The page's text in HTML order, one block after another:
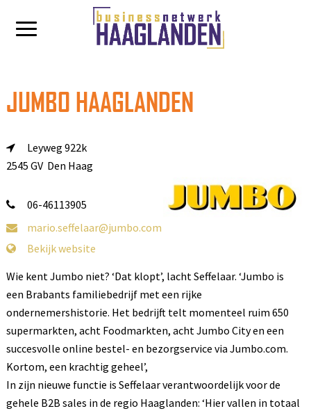
JUMBO HAAGLANDEN
Leyweg 922k
2545 GV Den Haag
06-46113905
mario.seffelaar@jumbo.com
Bekijk website
Wie kent Jumbo niet? ‘Dat klopt’, lacht Seffelaar. ‘Jumbo is
een Brabants familiebedrijf met een rijke
ondernemershistorie. Het bedrijft telt momenteel ruim 650
supermarkten, acht Foodmarkten, acht Jumbo City en een
succesvolle online bestel- en bezorgservice via Jumbo.com.
Kortom, een krachtig geheel’,
In zijn nieuwe functie is Seffelaar verantwoordelijk voor de
gehele B2B sales in de regio Haaglanden: ‘Hier vallen in totaal